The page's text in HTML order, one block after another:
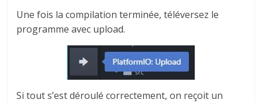
Une fois la compilation terminée, téléversez le
programme avec upload.
Si tout s’est déroulé correctement, on reçoit un